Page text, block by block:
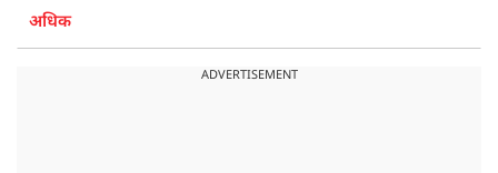
अधिक
ADVERTISEMENT